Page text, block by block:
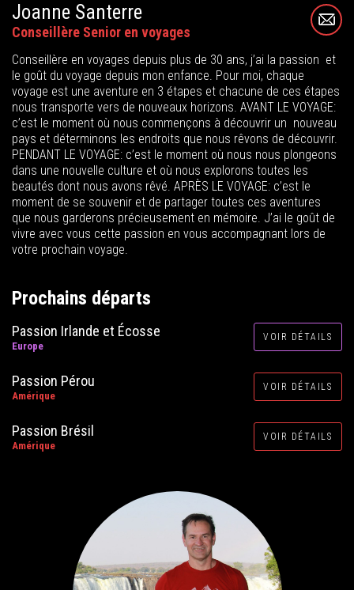
Joanne Santerre
Conseillère Senior en voyages
Conseillère en voyages depuis plus de 30 ans, j’ai la passion et
le goût du voyage depuis mon enfance. Pour moi, chaque
voyage est une aventure en 3 étapes et chacune de ces étapes
nous transporte vers de nouveaux horizons. AVANT LE VOYAGE:
c’est le moment où nous commençons à découvrir un nouveau
pays et déterminons les endroits que nous rêvons de découvrir.
PENDANT LE VOYAGE: c’est le moment où nous nous plongeons
dans une nouvelle culture et où nous explorons toutes les
beautés dont nous avons rêvé. APRÈS LE VOYAGE: c’est le
moment de se souvenir et de partager toutes ces aventures
que nous garderons précieusement en mémoire. J’ai le goût de
vivre avec vous cette passion en vous accompagnant lors de
votre prochain voyage.
Prochains départs
Passion Irlande et Écosse
Europe
VOIR DÉTAILS
Passion Pérou
Amérique
VOIR DÉTAILS
Passion Brésil
Amérique
VOIR DÉTAILS